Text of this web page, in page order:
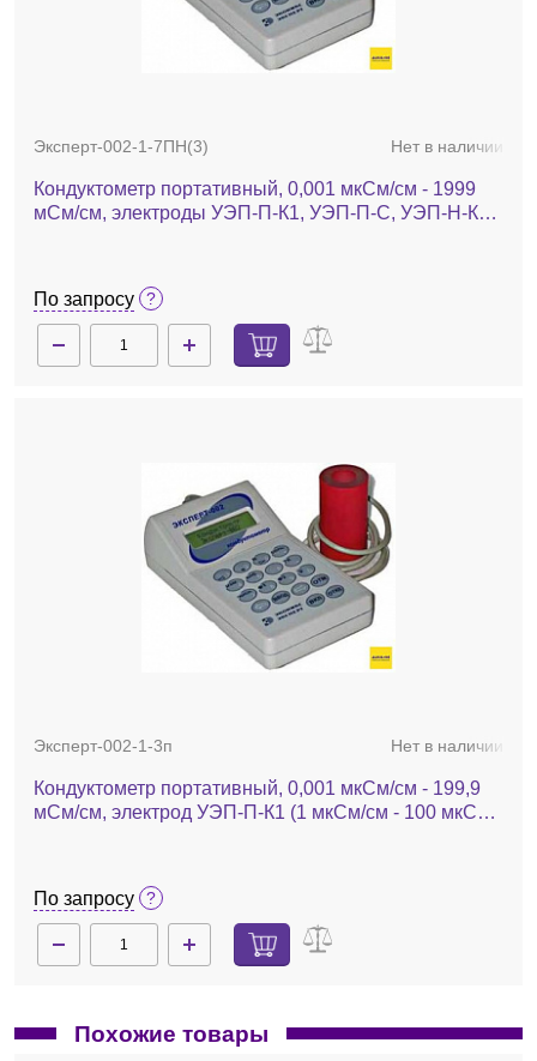
Эксперт-002-1-7ПН(3) Нет в наличии
Кондуктометр портативный, 0,001 мкСм/см - 1999
мСм/см, электроды УЭП-П-К1, УЭП-П-С, УЭП-Н-К2,
По запросу
Эксперт-002-1-3п Нет в наличии
Кондуктометр портативный, 0,001 мкСм/см - 199,9
мСм/см, электрод УЭП-П-К1 (1 мкСм/см - 100 мкСм/
По запросу
Похожие товары